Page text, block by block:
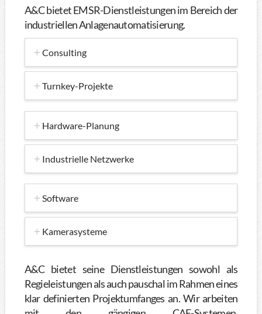
A&C bietet EMSR-Dienstleistungen im Bereich der
industriellen Anlagenautomatisierung.
Consulting
Turnkey-Projekte
Hardware-Planung
Industrielle Netzwerke
Software
Kamerasysteme
A&C bietet seine Dienstleistungen sowohl als
Regieleistungen als auch pauschal im Rahmen eines
klar definierten Projektumfanges an. Wir arbeiten